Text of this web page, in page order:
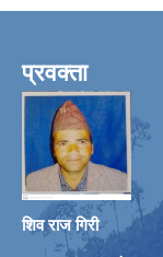
प्रवक्ता
शिव राज गिरी